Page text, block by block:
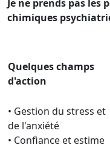
Je ne prends pas
chimiques
Quelques champs
d'action
• Gestion du stress et
de l'anxiété
• Confiance et estime